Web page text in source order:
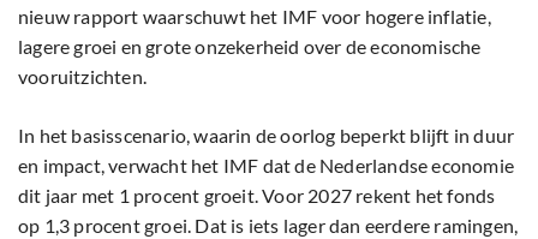
nieuw rapport waarschuwt het IMF voor hogere inflatie,
lagere groei en grote onzekerheid over de economische
vooruitzichten.
In het basisscenario, waarin de oorlog beperkt blijft in duur
en impact, verwacht het IMF dat de Nederlandse economie
dit jaar met 1 procent groeit. Voor 2027 rekent het fonds
op 1,3 procent groei. Dat is iets lager dan eerdere ramingen,